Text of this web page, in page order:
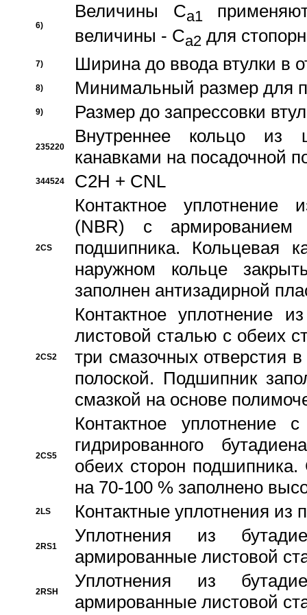
6)
Величины Ca1
величины - Ca2 для
7) Ширина до ввода втулки в
8) Минимальный размер для
9) Размер до запрессовки
235220
Внутреннее кольцо из
канавками на посадочной
344524 C2H + CNL
2CS
Контактное уплотнение
(NBR) с
подшипника. Кольцевая
наружном кольце
заполнен антизадирной
2CS2
Контактное уплотнение
листовой сталью с обеих
три смазочных отверстия
полоской. Подшипник
смазкой на основе
2CS5
Контактное уплотнение
гидрированного
обеих сторон
на 70-100 % заполнено
2LS Контактные уплотнения из
2RS1
Уплотнения из
армированные листовой
2RSH
Уплотнения из
армированные листовой